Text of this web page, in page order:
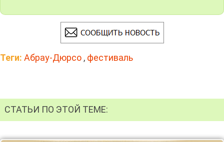
Теги: Абрау-Дюрсо , фестиваль
СТАТЬИ ПО ЭТОЙ ТЕМЕ: